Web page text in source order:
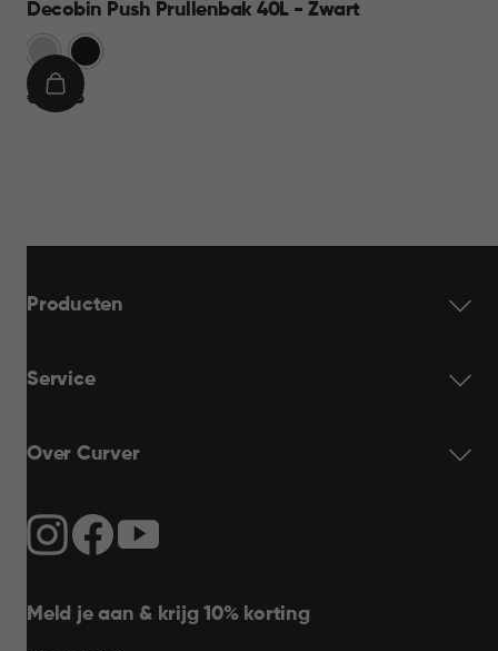
Decobin Push Prullenbak 40L - Zwart
Zwart
€
€ 44,95
IN
Producten
Service
Over Curver
Meld je aan & krijg 10% korting